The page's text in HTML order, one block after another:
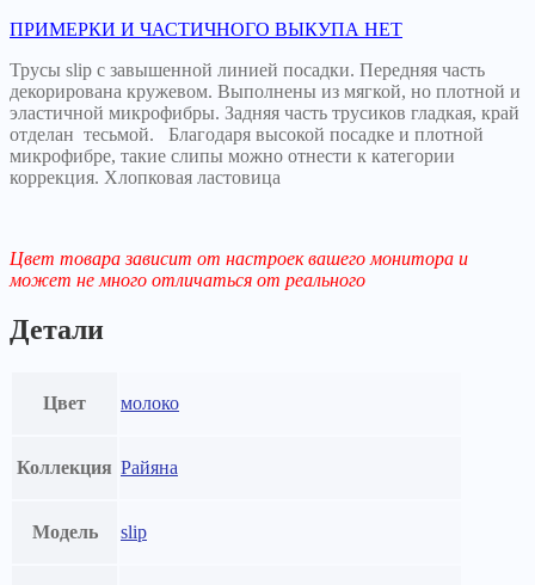
ПРИМЕРКИ И ЧАСТИЧНОГО ВЫКУПА НЕТ
Трусы slip с завышенной линией посадки. Передняя часть
декорирована кружевом. Выполнены из мягкой, но плотной и
эластичной микрофибры. Задняя часть трусиков гладкая, край
отделан тесьмой. Благодаря высокой посадке и плотной
микрофибре, такие слипы можно отнести к категории
коррекция. Хлопковая ластовица
Цвет товара зависит от настроек вашего монитора и
может не много отличаться от реального
Детали
Цвет молоко
Коллекция Райяна
Модель slip